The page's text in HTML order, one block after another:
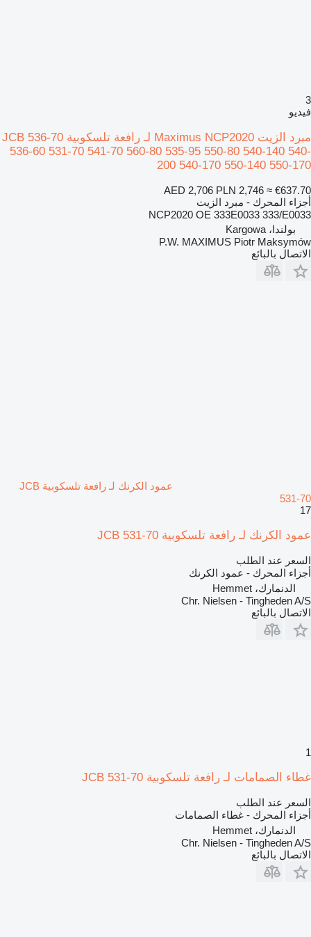
3
فيديو
مبرد الزيت Maximus NCP2020 لـ رافعة تلسكوبية JCB 536-70
536-60 531-70 541-70 560-80 535-95 550-80 540-140 540-
200 540-170 550-140 550-170
AED 2,706 PLN 2,746 ≈ €637.70
أجزاء المحرك - مبرد الزيت
NCP2020 OE 333E0033 333/E0033
بولندا، Kargowa
P.W. MAXIMUS Piotr Maksymów
الاتصال بالبائع
عمود الكرنك لـ رافعة تلسكوبية JCB
531-70
17
عمود الكرنك لـ رافعة تلسكوبية JCB 531-70
السعر عند الطلب
أجزاء المحرك - عمود الكرنك
الدنمارك، Hemmet
Chr. Nielsen - Tingheden A/S
الاتصال بالبائع
1
غطاء الصمامات لـ رافعة تلسكوبية JCB 531-70
السعر عند الطلب
أجزاء المحرك - غطاء الصمامات
الدنمارك، Hemmet
Chr. Nielsen - Tingheden A/S
الاتصال بالبائع